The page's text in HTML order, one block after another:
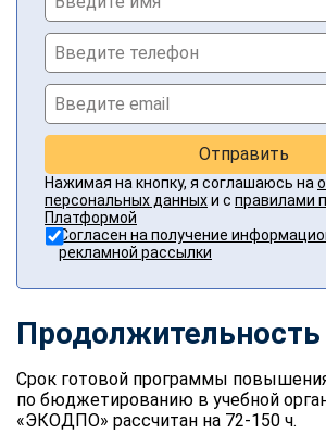
Отправить
Нажимая на кнопку, я соглашаюсь на
персональных данныхи с правилами
Платформой
Согласен на получение
рекламной рассылки
Продолжительность
Срок готовой программы
по бюджетированию в учебной
«ЭКОДПО» рассчитан на 72-150 ч.